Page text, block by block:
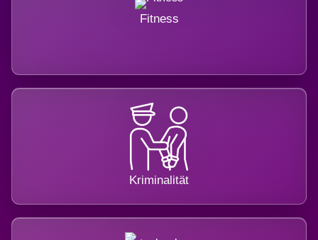
Fitness
Kriminalität